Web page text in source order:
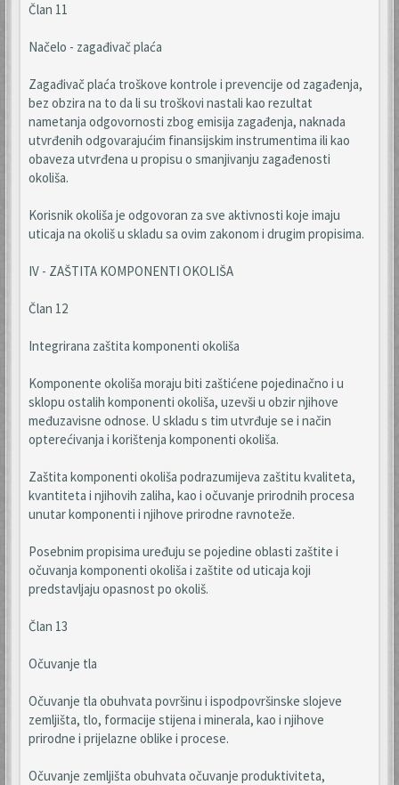
Član 11
Načelo - zagađivač plaća
Zagađivač plaća troškove kontrole i prevencije od zagađenja,
bez obzira na to da li su troškovi nastali kao rezultat
nametanja odgovornosti zbog emisija zagađenja, naknada
utvrđenih odgovarajućim finansijskim instrumentima ili kao
obaveza utvrđena u propisu o smanjivanju zagađenosti
okoliša.
Korisnik okoliša je odgovoran za sve aktivnosti koje imaju
uticaja na okoliš u skladu sa ovim zakonom i drugim propisima.
IV - ZAŠTITA KOMPONENTI OKOLIŠA
Član 12
Integrirana zaštita komponenti okoliša
Komponente okoliša moraju biti zaštićene pojedinačno i u
sklopu ostalih komponenti okoliša, uzevši u obzir njihove
međuzavisne odnose. U skladu s tim utvrđuje se i način
opterećivanja i korištenja komponenti okoliša.
Zaštita komponenti okoliša podrazumijeva zaštitu kvaliteta,
kvantiteta i njihovih zaliha, kao i očuvanje prirodnih procesa
unutar komponenti i njihove prirodne ravnoteže.
Posebnim propisima uređuju se pojedine oblasti zaštite i
očuvanja komponenti okoliša i zaštite od uticaja koji
predstavljaju opasnost po okoliš.
Član 13
Očuvanje tla
Očuvanje tla obuhvata površinu i ispodpovršinske slojeve
zemljišta, tlo, formacije stijena i minerala, kao i njihove
prirodne i prijelazne oblike i procese.
Očuvanje zemljišta obuhvata očuvanje produktiviteta,